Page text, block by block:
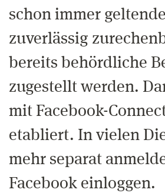
schon immer
zuverlässig
bereits behördliche
zugestellt werden.
mit Facebook-
etabliert. In vielen
mehr separat
Facebook einloggen.